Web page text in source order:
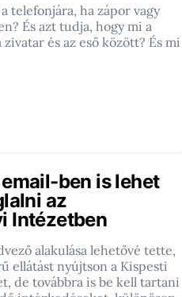
telefonjára, ha zápor vagy
És azt tudja, hogy mi a
és az eső között? És mi
ben is lehet
az
Intézetben
alakulása lehetővé tette,
ellátást nyújtson a Kispesti
de továbbra is be kell tartani